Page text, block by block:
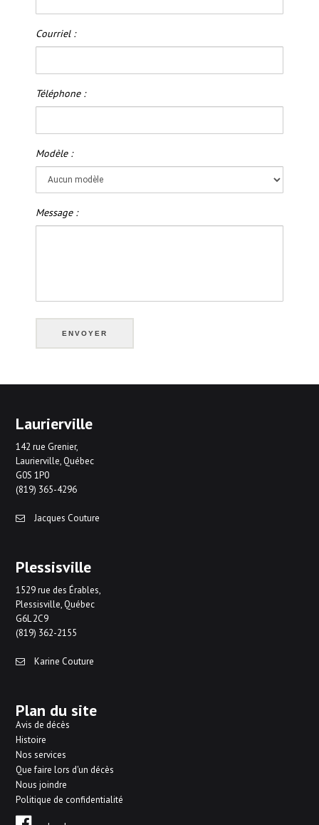
Courriel :
Téléphone :
Modèle :
Message :
Laurierville
142 rue Grenier,
Laurierville, Québec
G0S 1P0
(819) 365-4296
Jacques Couture
Plessisville
1529 rue des Érables,
Plessisville, Québec
G6L 2C9
(819) 362-2155
Karine Couture
Plan du site
Avis de décès
Histoire
Nos services
Que faire lors d'un décès
Nous joindre
Politique de confidentialité